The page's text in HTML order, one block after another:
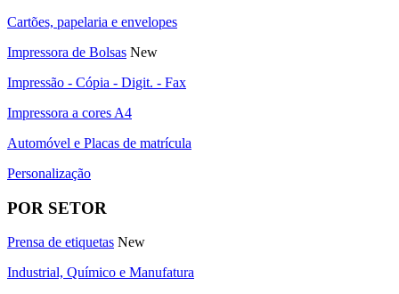
Cartões, papelaria e envelopes
Impressora de Bolsas New
Impressão - Cópia - Digit. - Fax
Impressora a cores A4
Automóvel e Placas de matrícula
Personalização
POR SETOR
Prensa de etiquetas New
Industrial, Químico e Manufatura